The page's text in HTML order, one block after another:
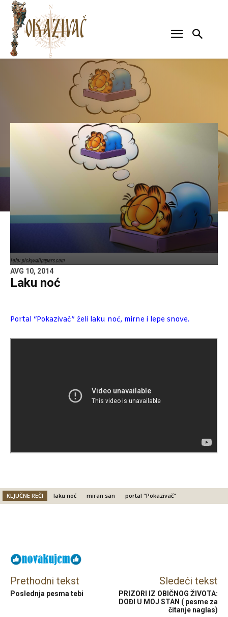
Foto: pickywallpapers.com
AVG 10, 2014
Laku noć
Portal “Pokazivač” želi laku noć, mirne i lepe snove.
KLJUČNE REČI laku noć miran san portal "Pokazivač"
Prethodni tekst
Poslednja pesma tebi
Sledeći tekst
PRIZORI IZ OBIČNOG ŽIVOTA:
DOĐI U MOJ STAN ( pesme za
čitanje naglas)